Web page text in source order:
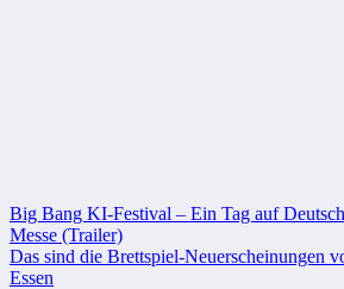
Beitragsnavigation
Big Bang KI-Festival – Ein Tag auf
Messe (Trailer)
Das sind die Brettspiel-Neuerscheinungen
Essen